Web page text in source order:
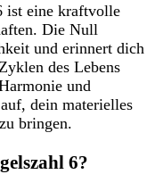
ist eine kraftvolle
Die Null
und erinnert dich
des Lebens
und
dein materielles
bringen.
6?